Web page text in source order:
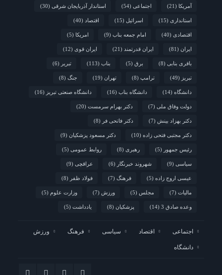
آمریکا (21) اجتماعی (54) استاندار آذربایجان شرقی (30)
استانداری (15) اسرائیل (15) اقتصاد (40)
اقتصادی (40) امام جمعه بناب (9) امریکا (5)
ایران (81) ایران قدرتمند (21) ایران قوی (12)
باقری بنابی (8) برق (5) بناب (113) تبریر (6)
تبریز (49) ترامپ (8) تهران (19) جنگ (8)
دانشگاه (14) دانشگاه بناب (16) دانشگاه صنعتی تبریز (16)
دولت وفاق ملی (7) دکتر بهرام سرمست (20)
دکتر بهزاد بینش (7) دکتر فاتحی فر (8)
دکتر مجتبی فتحی زاده (10) دکتر مسعود پزشکیان (9)
رئیس جمهور (5) رهبری (8) روابط عمومی (5)
سیاسی (9) شهروند خبرنگار (6) عراقچی (9)
عیسی اروج زاده (5) فرهنگ (7) فولاد ظفر (8)
مالیات (7) مجلس (5) ورزش (7) وزارت علوم (5)
وعده صادق 3 (14) پزشکیان (8) یادداشت (5)
اجتماعی اقتصاد سیاسی فرهنگ ورزش
دانشگاه